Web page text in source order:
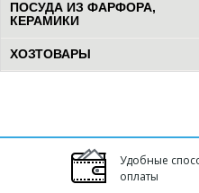
ПОСУДА ИЗ ФАРФОРА,
КЕРАМИКИ
ХОЗТОВАРЫ
Удобные
оплаты